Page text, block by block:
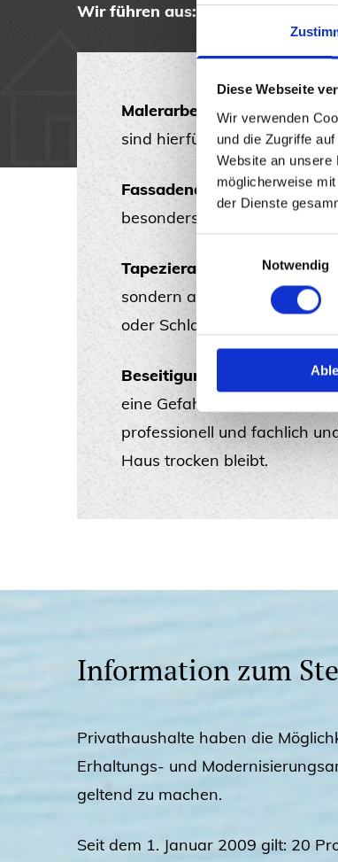
Diese Webseite
Wir verwenden
und die Zugriffe
Website an unsere
möglicherweise
der Dienste
Notwendig
Wir führen aus:
Malerarbeiten: Egal, was
sind hierfür Ihr
Fassadenanstriche: Das
besonders wichtig. Wir
Tapezierarbeiten
: Wir
sondern auch mit Tapete.
oder Schlafzimmer den
Beseitigung von
eine Gefahr für Ihr Haus. Wir
professionell und fachlich
Haus trocken bleibt.
Information zum
Privathaushalte haben die
Erhaltungs- und
geltend zu machen.
Seit dem 1. Januar 2009 gilt: 20